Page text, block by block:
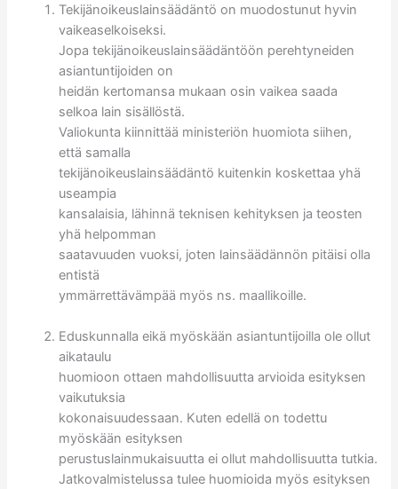
Tekijänoikeuslainsäädäntö on muodostunut hyvin
vaikeaselkoiseksi.
Jopa tekijänoikeuslainsäädäntöön perehtyneiden
asiantuntijoiden on
heidän kertomansa mukaan osin vaikea saada
selkoa lain sisällöstä.
Valiokunta kiinnittää ministeriön huomiota siihen,
että samalla
tekijänoikeuslainsäädäntö kuitenkin koskettaa yhä
useampia
kansalaisia, lähinnä teknisen kehityksen ja teosten
yhä helpomman
saatavuuden vuoksi, joten lainsäädännön pitäisi olla
entistä
ymmärrettävämpää myös ns. maallikoille.
Eduskunnalla eikä myöskään asiantuntijoilla ole ollut
aikataulu
huomioon ottaen mahdollisuutta arvioida esityksen
vaikutuksia
kokonaisuudessaan. Kuten edellä on todettu
myöskään esityksen
perustuslainmukaisuutta ei ollut mahdollisuutta tutkia.
Jatkovalmistelussa tulee huomioida myös esityksen